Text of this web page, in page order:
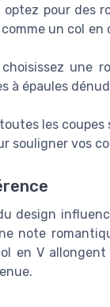
pour des
un col
une
à épaules
les coupes
souligner vos
design
note
en V